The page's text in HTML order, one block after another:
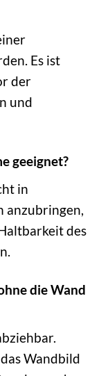
Es ist
der
und
geeignet?
in
anzubringen,
des
die Wand
Wandbild